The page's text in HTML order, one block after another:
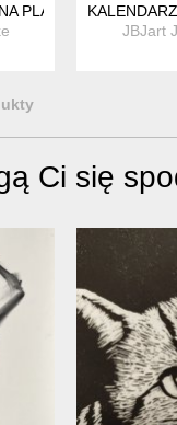
PLAKACIE NA A3
JBJart
Ci się